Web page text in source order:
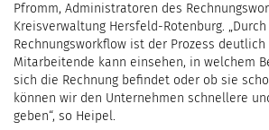
Pfromm, Administratoren des
Kreisverwaltung Hersfeld-Rotenburg. „Durch
Rechnungsworkflow ist der Prozess
Mitarbeitende kann einsehen, in welchem
sich die Rechnung befindet oder ob sie
können wir den Unternehmen schnellere
geben“, so Heipel.